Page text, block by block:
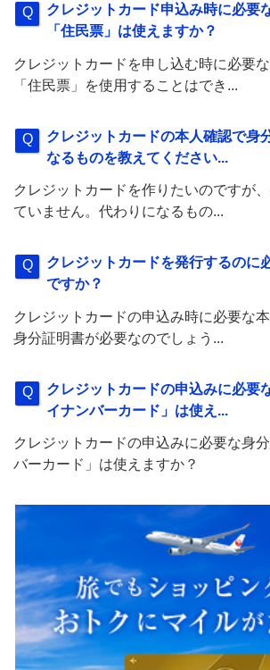
クレジットカード申込み時に必要
「住民票」は使えますか？
クレジットカードを申し込む時に必要
「住民票」を使用することはでき...
クレジットカードの本人確認で身
なるものを教えてください...
クレジットカードを作りたいのですが
ていません。代わりになるもの...
クレジットカードを発行するのに
ですか？
クレジットカードの申込み時に必要な
身分証明書が必要なのでしょう...
クレジットカードの申込みに必要
イナンバーカード」は使え...
クレジットカードの申込みに必要な身
バーカード」は使えますか？